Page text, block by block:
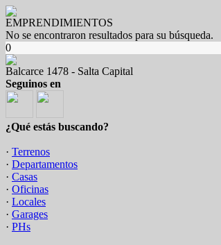
EMPRENDIMIENTOS
No se encontraron resultados para su búsqueda.
0
Balcarce 1478 - Salta Capital
Seguinos en
¿Qué estás buscando?
· Terrenos
· Departamentos
· Casas
· Oficinas
· Locales
· Garages
· PHs